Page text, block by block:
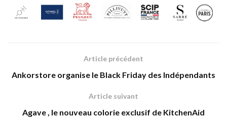
Article précédent
Ankorstore organise le Black Friday des Indépendants
Article suivant
Agave , le nouveau colorie exclusif de KitchenAid